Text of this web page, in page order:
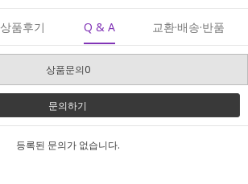
상품후기 Q & A 교환·배송·반품
상품문의0
문의하기
등록된 문의가 없습니다.